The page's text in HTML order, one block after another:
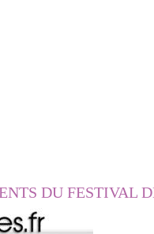
DU FESTIVAL